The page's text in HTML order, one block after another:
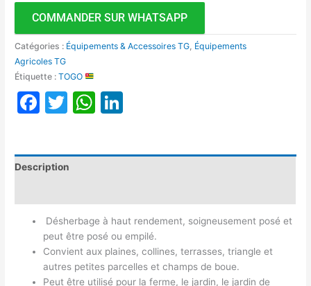
COMMANDER SUR WHATSAPP
Catégories : Équipements & Accessoires TG Équipements
Agricoles TG
Étiquette :TOGO
Facebook
TwitterWhatsApp
Description
Désherbage à haut rendement, soigneusement posé et
peut être posé ou empilé.
Convient aux plaines, collines, terrasses, triangle et
autres petites parcelles et champs de boue.
Peut être utilisé pour la ferme, le jardin, le jardin de